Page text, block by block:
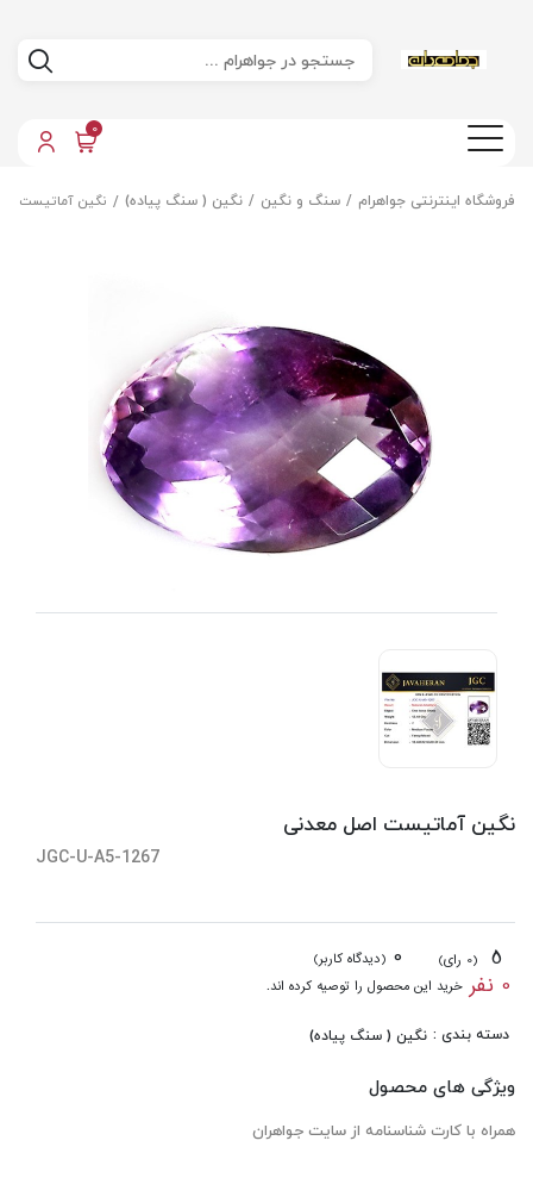
0
فروشگاه اینترنتی جواهرام سنگ و نگین نگین ( سنگ پیاده) نگین آماتیست
نگین آماتیست اصل معدنی
JGC-U-A5-1267
(0 رای) 0 (دیدگاه کاربر)
0 نفر خرید این محصول را توصیه کرده اند.
دسته بندی : نگین ( سنگ پیاده)
ویژگی های محصول
همراه با کارت شناسنامه از سایت جواهران